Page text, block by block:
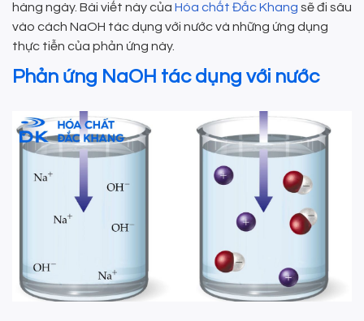
hàng ngày. Bài viết này của Hóa chất Đắc Khang sẽ đi sâu
vào cách NaOH tác dụng với nước và những ứng dụng
thực tiễn của phản ứng này.
Phản ứng NaOH tác dụng với nước